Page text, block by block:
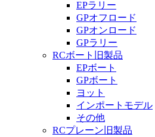
EPラリー
GPオフロード
GPオンロード
GPラリー
RCボート旧製品
EPボート
GPボート
ヨット
インポートモデル
その他
RCプレーン旧製品